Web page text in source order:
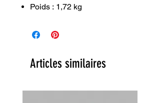
Poids : 1,72 kg
Articles similaires